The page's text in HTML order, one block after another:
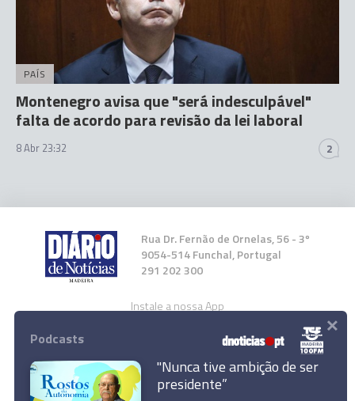
Selecionador pede "sentido de missão" no
PAÍS
Montenegro avisa que "será indesculpável"
falta de acordo para revisão da lei laboral
8 Abr 23:32 2
Rua Dr. Fernão de Ornelas, 56 - 3º
9054-514 Funchal, Portugal
291 202 300
Instale a nossa App
Podcasts
"Nunca tive ambição de ser
presidente”
×